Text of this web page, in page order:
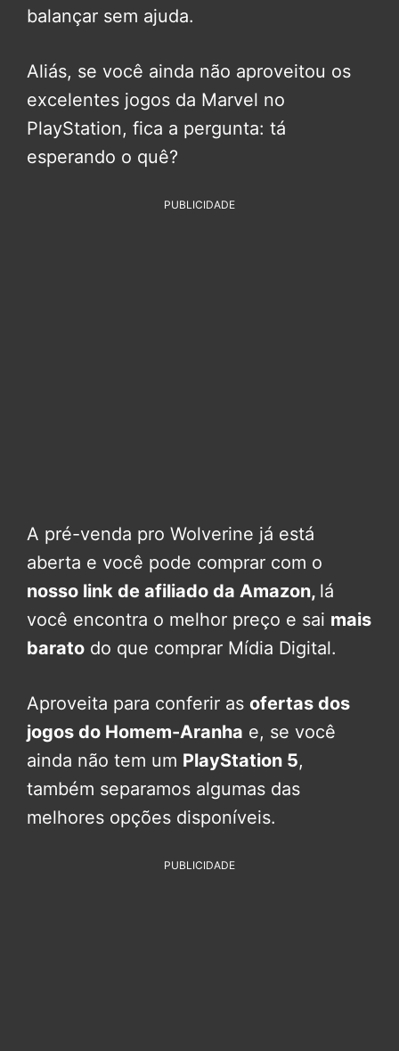
balançar sem ajuda.
Aliás, se você ainda não aproveitou os
excelentes jogos da Marvel no
PlayStation, fica a pergunta: tá
esperando o quê?
PUBLICIDADE
A pré-venda pro Wolverine já está
aberta e você pode comprar com o
nosso link de afiliado da Amazon, lá
você encontra o melhor preço e sai mais
barato do que comprar Mídia Digital.
Aproveita para conferir as ofertas dos
jogos do Homem-Aranha e, se você
ainda não tem um PlayStation 5,
também separamos algumas das
melhores opções disponíveis.
PUBLICIDADE